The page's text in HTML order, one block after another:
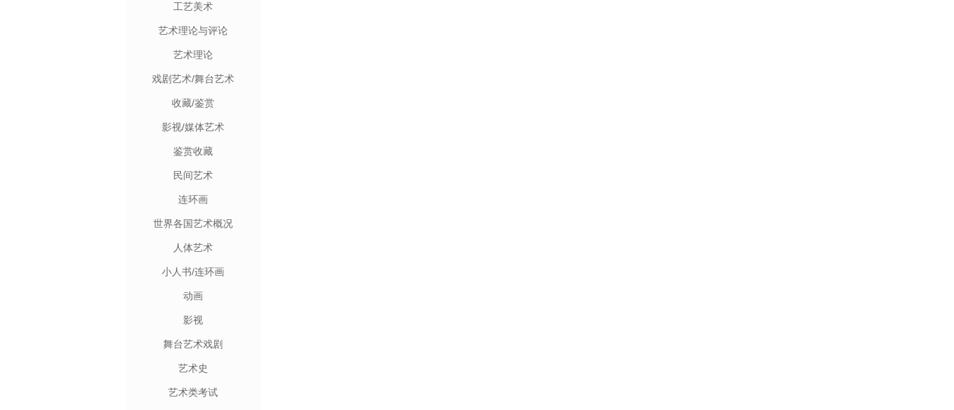
工艺美术
艺术理论与评论
艺术理论
戏剧艺术/舞台艺术
收藏/鉴赏
影视/媒体艺术
鉴赏收藏
民间艺术
连环画
世界各国艺术概况
人体艺术
小人书/连环画
动画
影视
舞台艺术戏剧
艺术史
艺术类考试